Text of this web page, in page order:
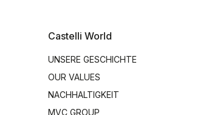
Castelli World
UNSERE GESCHICHTE
OUR VALUES
NACHHALTIGKEIT
MVC GROUP